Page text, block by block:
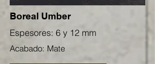
Boreal Umber
Espesores: 6 y 12 mm
Acabado: Mate